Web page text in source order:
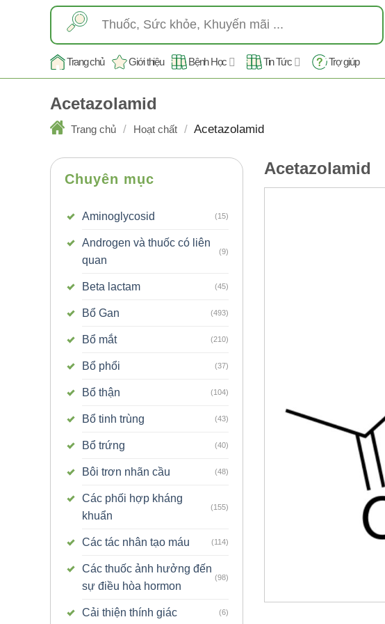
kiếm:
Trang chủ Giới thiệu Bệnh Học Tin Tức Trợ giúp
Acetazolamid
Trang chủ / Hoạt chất / Acetazolamid
Chuyên mục
Aminoglycosid (15)
Androgen và thuốc có liên
quan
(9)
Beta lactam (45)
Bổ Gan (493)
Bổ mắt (210)
Bổ phổi (37)
Bổ thận (104)
Bổ tinh trùng (43)
Bổ trứng (40)
Bôi trơn nhãn cầu (48)
Các phối hợp kháng
khuẩn
(155)
Các tác nhân tạo máu (114)
Các thuốc ảnh hưởng đến
sự điều hòa hormon
(98)
Cải thiện thính giác (6)
Acetazolamid